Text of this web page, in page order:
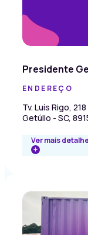
Presidente
ENDEREÇO
Tv. Luís Rigo,
Getúlio - SC,
Ver mais